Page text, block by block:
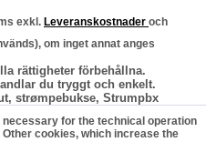
exkl. Leveranskostnader och
om inget annat anges
rättigheter förbehållna.
du tryggt och enkelt.
strømpebukse, Strumpbx
for the technical operation
cookies, which increase the